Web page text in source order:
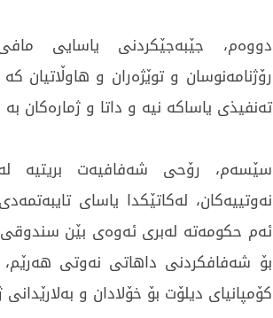
دووەم، جێبەجێكردنی یاسایی
رۆژنامەنوسان و توێژەران و هاوڵاتیان
تەنفیذی یاساكە نیە و داتا و ژمارەکان
سێسەم، رۆحی شەفافیەت بریتیە
نەوتییەكان، لەكاتێكدا یاسای
ئەم حكومەتە لەبری ئەوەی بێن
بۆ شەفافكردنی داهاتی نەوتی
كۆمپانیای دیلۆت بۆ خۆلادان و بەلارێدانی